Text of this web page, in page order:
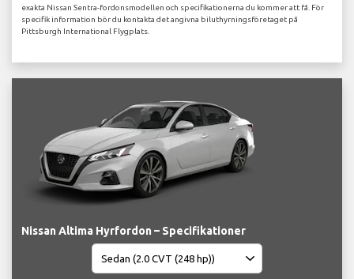
exakta Nissan Sentra-fordonsmodellen och specifikationerna du kommer att få. För
specifik information bör du kontakta det angivna biluthyrningsföretaget på
Pittsburgh International Flygplats.
Nissan Altima Hyrfordon – Specifikationer